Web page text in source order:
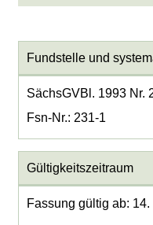
Fundstelle und
SächsGVBl. 1993 Nr.
Fsn-Nr.: 231-1
Gültigkeitszeitraum
Fassung gültig ab: